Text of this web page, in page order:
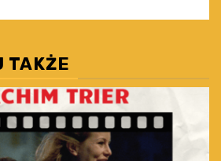
TAKŻE